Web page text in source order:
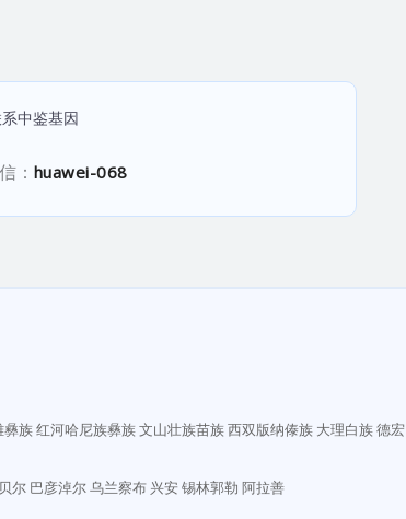
中鉴基因
： huawei-068
彝族红河哈尼族彝族文山壮族苗族西双版纳傣族 大理白族德宏
尔 巴彦淖尔乌兰察布 兴安锡林郭勒 阿拉善